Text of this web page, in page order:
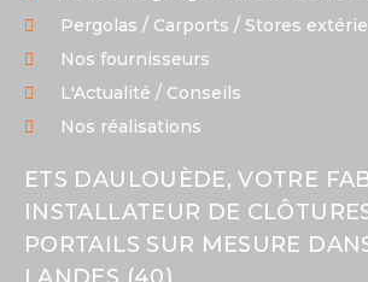
Pergolas / Carports / Stores
Nos fournisseurs
L'Actualité / Conseils
Nos réalisations
ETS DAULOUÈDE, VOTRE
INSTALLATEUR DE
PORTAILS SUR MESURE